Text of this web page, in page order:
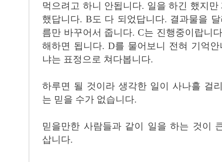
먹으려고 하니 안됩니다. 일을 하긴 했지
했답니다. B도 다 되었답니다. 결과물을
름만 바꾸어서 줍니다. C는 진행중이랍니
해하면 됩니다. D를 물어보니 전혀 기억
냐는 표정으로 쳐다봅니다.
하루면 될 것이라 생각한 일이 사나흘 걸
는 믿을 수가 없습니다.
믿을만한 사람들과 같이 일을 하는 것이
삽니다.